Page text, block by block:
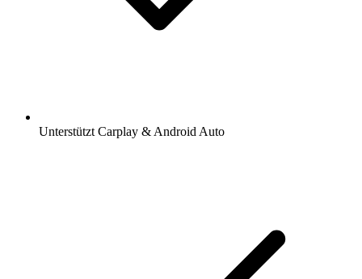
Unterstützt Carplay & Android Auto